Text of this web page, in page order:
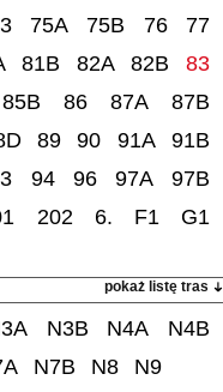
75A 75B 76
77
81B 82A 82B
83
85B 86 87A
87B
89 90 91A
91B
94 96 97A
97B
202 6. F1
G1
pokaż listę tras
N3B N4A
N4B
N7B N8 N9